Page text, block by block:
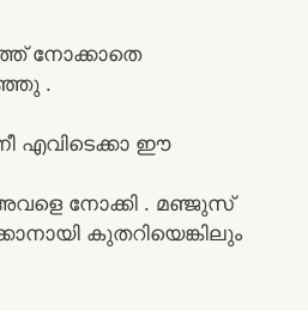
നോക്കാതെ
.
എവിടെക്കാ ഈ
നോക്കി . മഞ്ജുസ്
കുതറിയെങ്കിലും